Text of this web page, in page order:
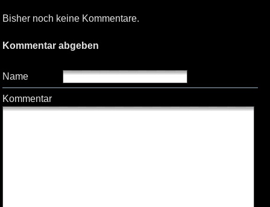
Bisher noch keine Kommentare.
Kommentar abgeben
Name
Kommentar